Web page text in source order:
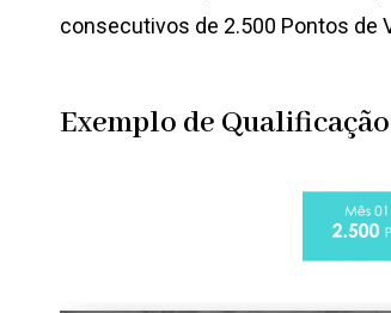
consecutivos de 2.500 Pontos de
Exemplo de